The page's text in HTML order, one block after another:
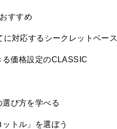
すすめ
対応するシークレットベース
価格設定のCLASSIC
選び方を学べる
トル」を選ぼう